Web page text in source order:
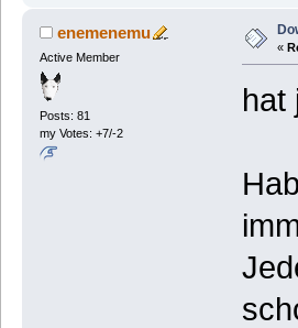
enemenemu
Active Member
Posts: 81
my Votes: +7/-2
«
hat